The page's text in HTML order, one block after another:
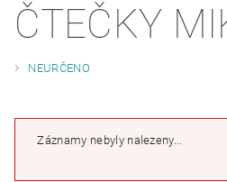
ČTEČKY
NEURČENO
Záznamy nebyly nalezeny...